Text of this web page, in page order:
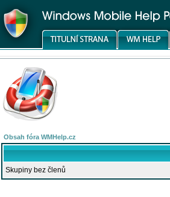
Obsah fóra WMHelp.cz
Skupiny bez členů